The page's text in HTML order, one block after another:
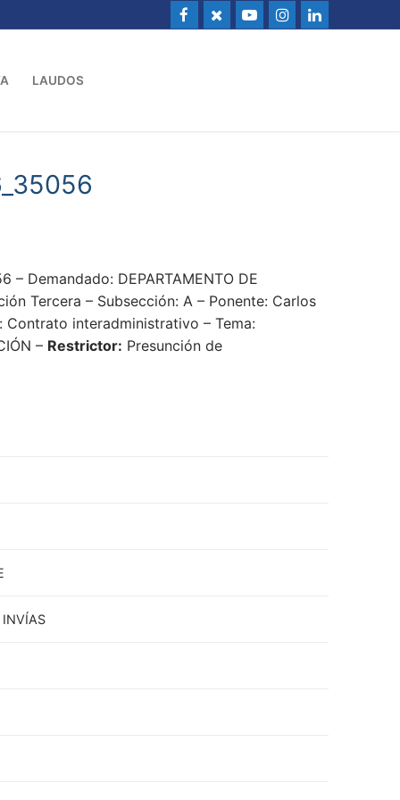
LAUDOS
Demandado: DEPARTAMENTO DE
Tercera – Subsección: A – Ponente: Carlos
interadministrativo – Tema:
– Restrictor: Presunción de